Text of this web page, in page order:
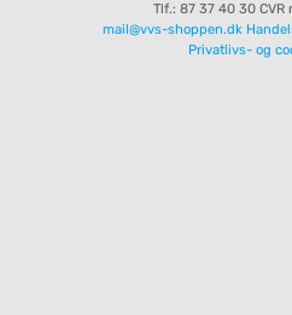
Tlf.: 87 37 40 30 CVR
mail@vvs-shoppen.dk
Privatlivs- og